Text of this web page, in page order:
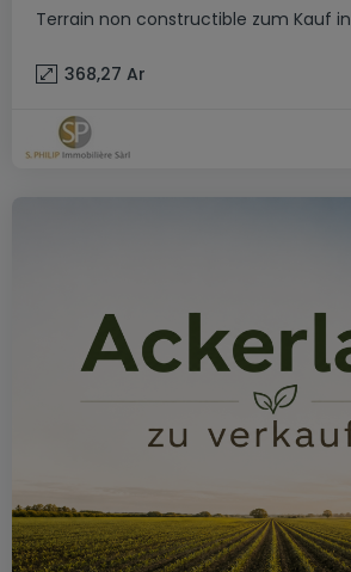
Terrain non constructible zum Kauf in
368,27 Ar